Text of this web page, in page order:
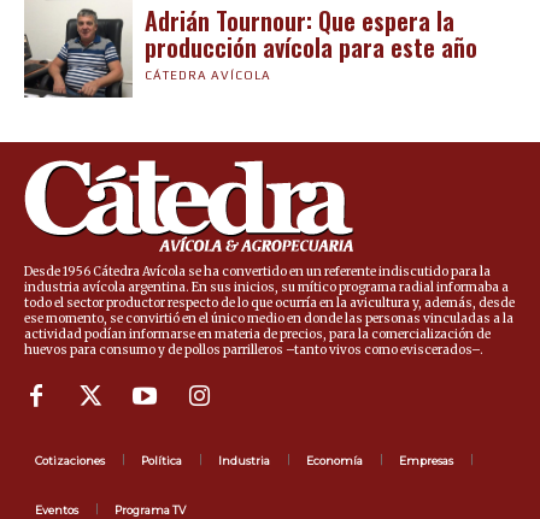
Adrián Tournour: Que espera la
producción avícola para este año
CÁTEDRA AVÍCOLA
Desde 1956 Cátedra Avícola se ha convertido en un referente indiscutido para la
industria avícola argentina. En sus inicios, su mítico programa radial informaba a
todo el sector productor respecto de lo que ocurría en la avicultura y, además, desde
ese momento, se convirtió en el único medio en donde las personas vinculadas a la
actividad podían informarse en materia de precios, para la comercialización de
huevos para consumo y de pollos parrilleros –tanto vivos como eviscerados–.
Cotizaciones Política Industria Economía Empresas
Eventos Programa TV